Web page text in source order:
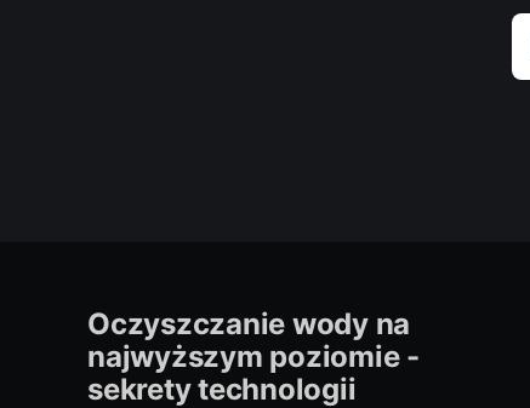
Oczyszczanie wody na
najwyższym poziomie -
sekrety technologii